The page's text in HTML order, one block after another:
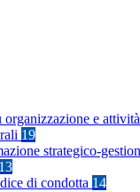
e attività
19
strategico-
13
di condotta 14